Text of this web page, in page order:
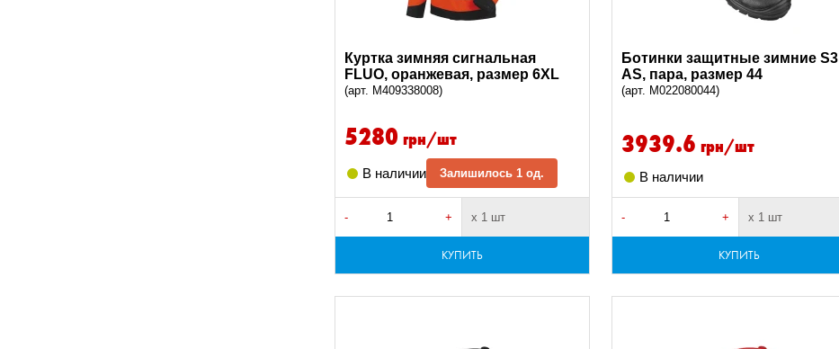
Куртка зимняя сигнальная
FLUO, оранжевая, размер 6XL
(арт. M409338008)
5280 грн/шт
В наличии Залишилось 1 од.
- + х 1 шт
КУПИТЬ
Ботинки защитные зимние S3
AS, пара, размер 44
(арт. M022080044)
3939.6 грн/шт
В наличии
- + х 1 шт
КУПИТЬ